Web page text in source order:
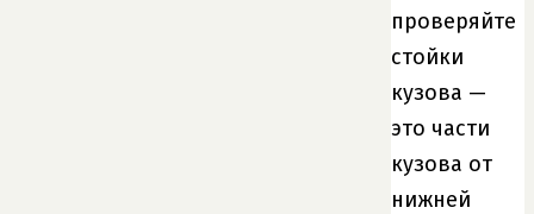
проверяйте
стойки
кузова —
это части
кузова от
нижней